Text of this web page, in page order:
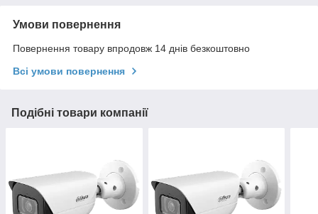
Умови повернення
Повернення товару впродовж 14 днів безкоштовно
Всі умови повернення
Подібні товари компанії